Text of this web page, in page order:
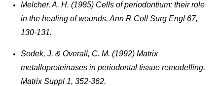
Melcher, A. H. (1985) Cells of periodontium: their role
in the healing of wounds. Ann R Coll Surg Engl 67,
130-131.
Sodek, J. & Overall, C. M. (1992) Matrix
metalloproteinases in periodontal tissue remodelling.
Matrix Suppl 1, 352-362.